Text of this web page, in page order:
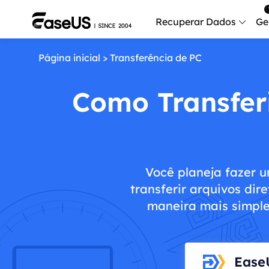
Recuperar Dados
Mais
Página inicial > Transferência de PC
Como
Você planeja fazer
transferir arquivos
maneira mais